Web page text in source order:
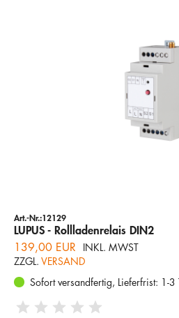
Art.-Nr.:12129
LUPUS - Rollladenrelais DIN2
139,00 EUR
INKL. MWST
ZZGL. VERSAND
Sofort versandfertig, Lieferfrist: 1-3